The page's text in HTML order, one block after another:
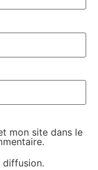
mon site dans le
diffusion.